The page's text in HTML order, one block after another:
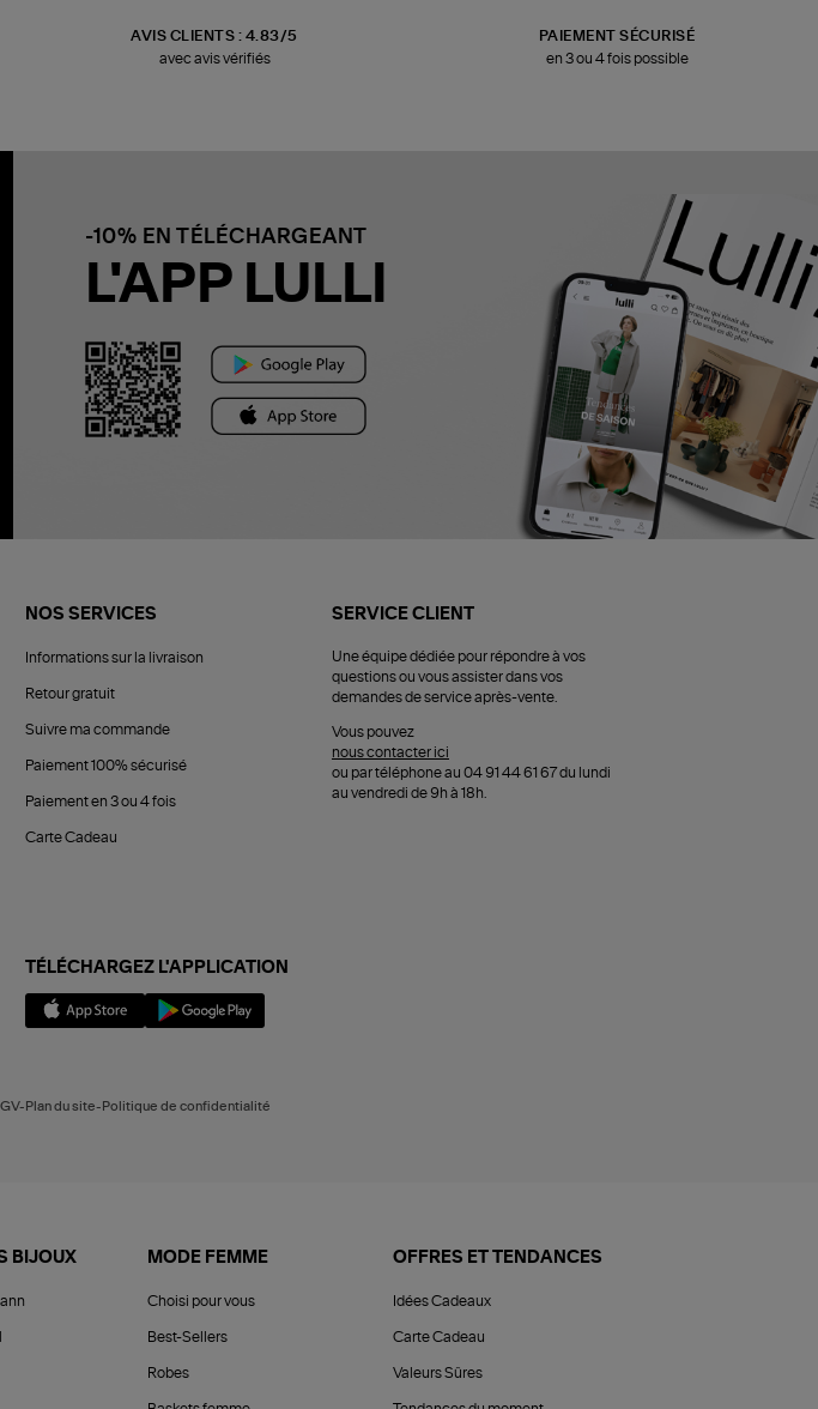
AVIS CLIENTS : 4.83/5
avec avis vérifiés
PAIEMENT SÉCURISÉ
en 3 ou 4 fois possible
-10% EN TÉLÉCHARGEANT
L'APP LULLI
NOS SERVICES
Informations sur la livraison
Retour gratuit
Suivre ma commande
Paiement 100% sécurisé
Paiement en 3 ou 4 fois
Carte Cadeau
SERVICE CLIENT
Une équipe dédiée pour répondre à vos
questions ou vous assister dans vos
demandes de service après-vente.
Vous pouvez
nous contacter ici
ou par téléphone au 04 91 44 61 67 du lundi
au vendredi de 9h à 18h.
TÉLÉCHARGEZ L'APPLICATION
Plan du site-Politique de confidentialité
BIJOUX MODE FEMME
Choisi pour vous
Best-Sellers
Robes
OFFRES ET TENDANCES
Idées Cadeaux
Carte Cadeau
Valeurs Sûres